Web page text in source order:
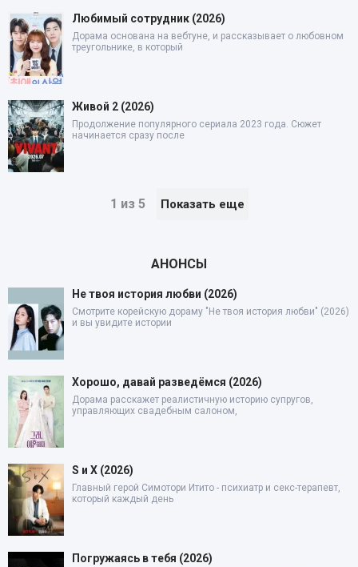
Любимый сотрудник (2026)
Дорама основана на вебтуне, и рассказывает о любовном
треугольнике, в который
Живой 2 (2026)
Продолжение популярного сериала 2023 года. Сюжет
начинается сразу после
1 из 5 Показать еще
АНОНСЫ
Не твоя история любви (2026)
Смотрите корейскую дораму "Не твоя история любви" (2026)
и вы увидите истории
Хорошо, давай разведёмся (2026)
Дорама расскажет реалистичную историю супругов,
управляющих свадебным салоном,
S и X (2026)
Главный герой Симотори Итито - психиатр и секс-терапевт,
который каждый день
Погружаясь в тебя (2026)